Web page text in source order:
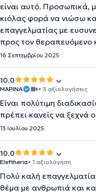
είναι αυτό. Προσωπικά,
κιόλας φορά να νιώσω
επαγγελματίας με
προς τον θεραπευόμενο
16 Σεπτεμβρίου 2025
10.0
ΜΑΡΙΝΑ • 3 αξιολογήσεις
Είναι πολύτιμη
πρέπει κανείς να ξεχνά
13 Ιουλίου 2025
10.0
Eleftheria• 1 αξιολόγηση
Πολύ καλή
θέμα με ανθρωπιά και